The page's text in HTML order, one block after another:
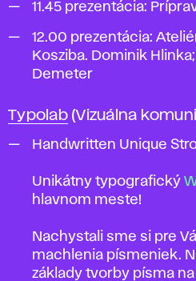
11.45 prezentácia:
12.00 prezentácia:
Kosziba. Dominik
Demeter
Typolab(Vizuálna
Handwritten Unique
Unikátny typografický
hlavnom meste!
Nachystali sme si pre
machlenia písmeniek.
základy tvorby písma na